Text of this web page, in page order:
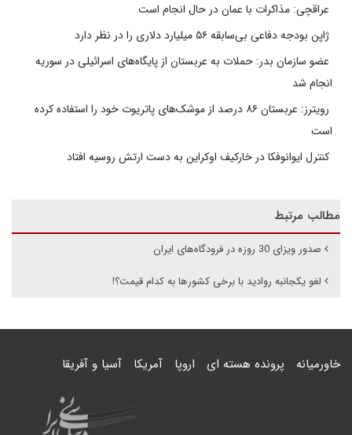
عراقچی: مذاکرات با عمان در حال انجام است
ژاپن بودجه دفاعی بی‌سابقه ۵۶ میلیارد دلاری را در نظر دارد
عضو سازمان بدر: حملات به عربستان از پایگاه‌های اسرائیلی در سوریه
انجام شد
رویترز: عربستان ۸۶ درصد از موشک‌های پاتریوت خود را استفاده کرده
است
کنترل ایوانوفکا در خارکیف اوکراین به دست ارتش روسیه افتاد
مطالب مرتبط
صدور ویزای 30 روزه در فرودگاه‌های ایران
لغو یکجانبه روادید با برخی کشورها به کدام قیمت؟!
خاورمیانه پرونده هسته ای اروپا آمریکا آسیا و آفریقا